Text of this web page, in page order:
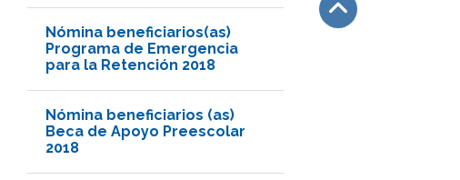
Nómina beneficiarios(as)
Programa de Emergencia
para la Retención 2018
Nómina beneficiarios (as)
Beca de Apoyo Preescolar
2018